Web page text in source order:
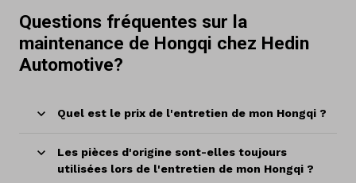
Questions fréquentes sur la
maintenance de Hongqi chez Hedin
Automotive?
Quel est le prix de l'entretien de mon Hongqi ?
Les pièces d'origine sont-elles toujours
utilisées lors de l'entretien de mon Hongqi ?